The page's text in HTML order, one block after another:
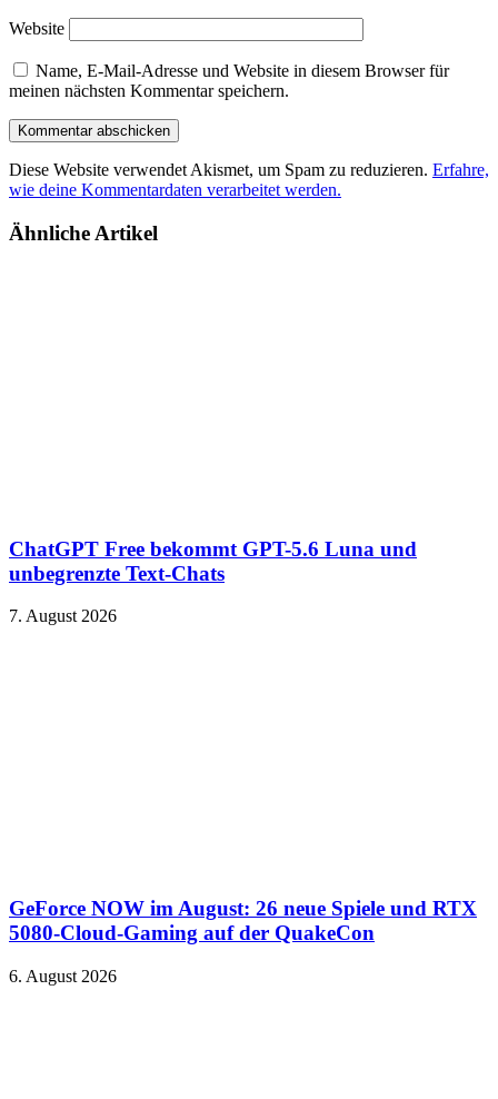
Website
Name, E-Mail-Adresse und Website in diesem Browser für
meinen nächsten Kommentar speichern.
Diese Website verwendet Akismet, um Spam zu reduzieren. Erfahre,
wie deine Kommentardaten verarbeitet werden.
Ähnliche Artikel
ChatGPT Free bekommt GPT-5.6 Luna und
unbegrenzte Text-Chats
7. August 2026
GeForce NOW im August: 26 neue Spiele und RTX
5080-Cloud-Gaming auf der QuakeCon
6. August 2026